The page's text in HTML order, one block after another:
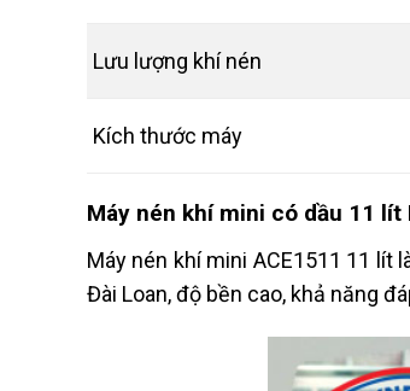
Lưu lượng khí nén
Kích thước máy
Máy nén khí mini có dầu 11 lít
Máy nén khí mini ACE1511 11 lít
Đài Loan, độ bền cao, khả năng